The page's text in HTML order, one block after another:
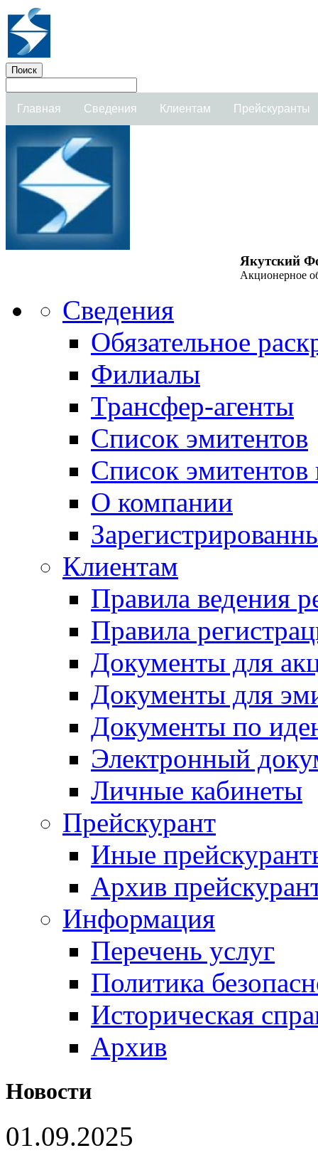
Главная Сведения Клиентам Прейскуранты
Якутский
Акционерное
Сведения
Обязательное
Филиалы
Трансфер-агенты
Список эмитентов
Список эмитентов
О компании
Клиентам
Правила ведения
Правила
Документы для
Документы для
Документы по
Электронный
Личные кабинеты
Прейскурант
Иные
Архив
Информация
Перечень услуг
Политика
Историческая
Архив
Новости
01.09.2025